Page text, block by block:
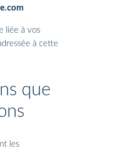
liée à vos
à cette
que
les